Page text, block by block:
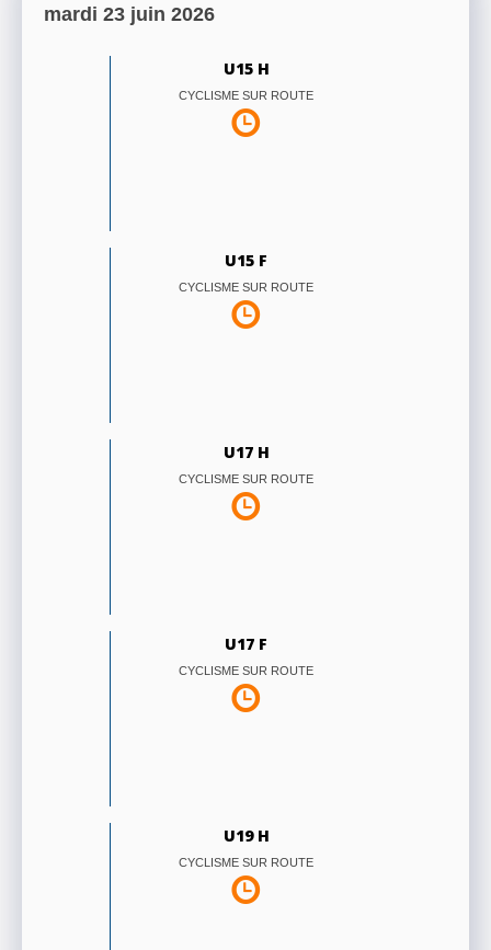
mardi 23 juin 2026
U15 H
CYCLISME SUR ROUTE
U15 F
CYCLISME SUR ROUTE
U17 H
CYCLISME SUR ROUTE
U17 F
CYCLISME SUR ROUTE
U19 H
CYCLISME SUR ROUTE